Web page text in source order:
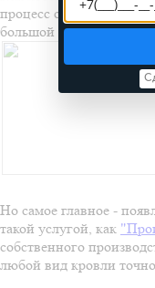
процесс снятия
большой опыт и
Но самое главное -
такой услугой, как
собственного
любой вид кровли